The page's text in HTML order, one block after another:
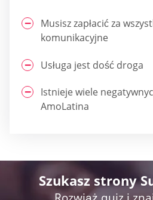
Musisz zapłacić za
komunikacyjne
Usługa jest dość droga
Istnieje wiele
AmoLatina
Szukasz strony